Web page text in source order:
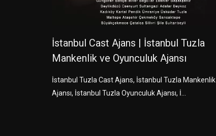
İstanbul Cast Ajans | İstanbul Tuzla
Mankenlik ve Oyunculuk Ajansı
İstanbul Tuzla Cast Ajans, İstanbul Tuzla Mankenlik
Ajansı, İstanbul Tuzla Oyunculuk Ajansı, İ...